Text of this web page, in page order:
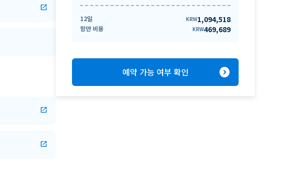
open_in_new
open_in_new
open_in_new
12일 KRW1,094,518
항만 비용 KRW469,689
예약 가능 여부 확인 expand_circle_right